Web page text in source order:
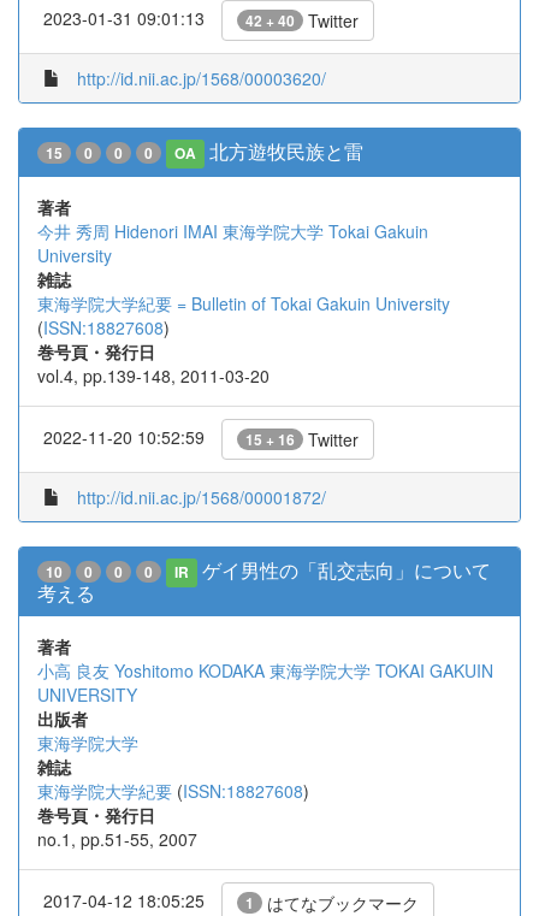
2023-01-31 09:01:13 42 + 40 Twitter
http://id.nii.ac.jp/1568/00003620/
15 0 0 0 OA 北方遊牧民族と雷
著者
今井 秀周 Hidenori IMAI 東海学院大学 Tokai Gakuin
University
雑誌
東海学院大学紀要 = Bulletin of Tokai Gakuin University
(ISSN:18827608)
巻号頁・発行日
vol.4, pp.139-148, 2011-03-20
2022-11-20 10:52:59 15 + 16 Twitter
http://id.nii.ac.jp/1568/00001872/
10 0 0 0 IR
ゲイ男性の「乱交志向」について
考える
著者
小高 良友 Yoshitomo KODAKA 東海学院大学 TOKAI GAKUIN
UNIVERSITY
出版者
東海学院大学
雑誌
東海学院大学紀要 (ISSN:18827608)
巻号頁・発行日
no.1, pp.51-55, 2007
2017-04-12 18:05:25 1 はてなブックマーク